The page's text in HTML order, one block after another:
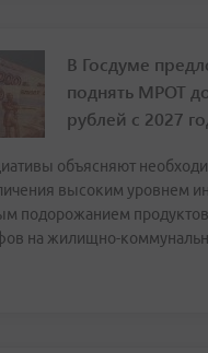
В Госдуме
поднять МРОТ
рублей с 2027
объясняют
высоким уровнем
подорожанием
на жилищно-